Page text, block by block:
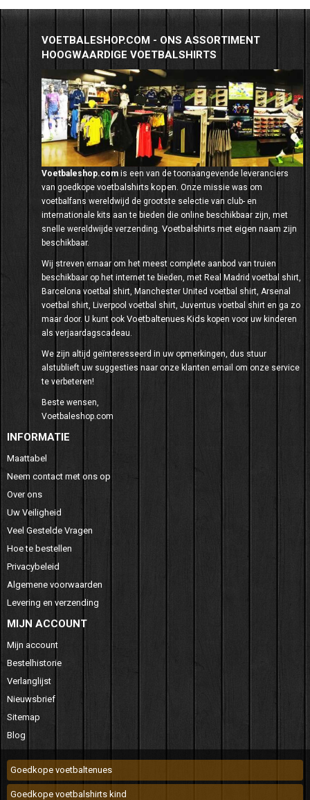
VOETBALESHOP.COM - ONS ASSORTIMENT
HOOGWAARDIGE VOETBALSHIRTS
Voetbaleshop.com is een van de toonaangevende leveranciers
van goedkope voetbalshirts kopen . Onze missie was om
voetbalfans wereldwijd de grootste selectie van club- en
internationale kits aan te bieden die online beschikbaar zijn, met
snelle wereldwijde verzending. Voetbalshirts met eigen naam zijn
beschikbaar.
Wij streven ernaar om het meest complete aanbod van truien
beschikbaar op het internet te bieden, met Real Madrid voetbal shirt,
Barcelona voetbal shirt, Manchester United voetbal shirt, Arsenal
voetbal shirt, Liverpool voetbal shirt, Juventus voetbal shirt en ga zo
maar door. U kunt ook Voetbaltenues Kids kopen voor uw kinderen
als verjaardagscadeau.
We zijn altijd geïnteresseerd in uw opmerkingen, dus stuur
alstublieft uw suggesties naar onze klanten email om onze service
te verbeteren!
Beste wensen,
Voetbaleshop.com
INFORMATIE
Maattabel
Neem contact met ons op
Over ons
Uw Veiligheid
Veel Gestelde Vragen
Hoe te bestellen
Privacybeleid
Algemene voorwaarden
Levering en verzending
MIJN ACCOUNT
Mijn account
Bestelhistorie
Verlanglijst
Nieuwsbrief
Sitemap
Blog
Goedkope voetbaltenues
Goedkope voetbalshirts kind